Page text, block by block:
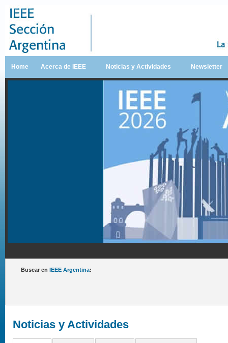
Home Acerca de IEEE Noticias y Actividades Newsletter
Buscar en IEEE Argentina:
Noticias y Actividades